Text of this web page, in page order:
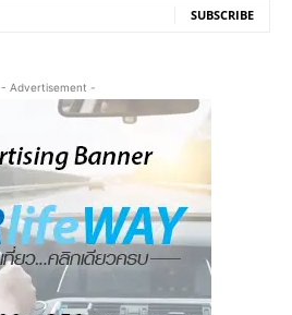
SUBSCRIBE
- Advertisement -